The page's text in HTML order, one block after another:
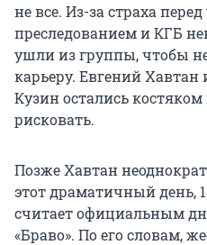
не все. Из-за страха
преследованием и КГБ
ушли из группы, чтобы
карьеру. Евгений
Кузин остались
рисковать.
Позже Хавтан
этот драматичный день,
считает официальным
«Браво». По его словам,